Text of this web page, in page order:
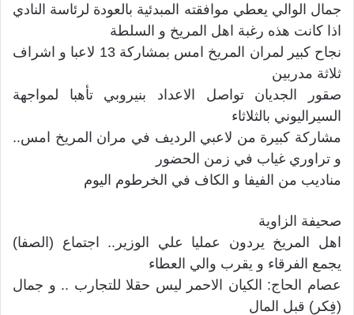
جمال الوالي يعطي موافقته المبدئية بالعودة لرئاسة النادي
اذا كانت هذه رغبة اهل المريخ و السلطة
نجاح كبير لمران المريخ امس بمشاركة 13 لاعبا و اشراف
ثلاثة مدربين
صقور الجديان تواصل الاعداد بنيروبي تأهبا لمواجهة
السيراليوني بالثلاثاء
مشاركة كبيرة من لاعبي الرديف في مران المريخ امس..
و تراوري غياب في زمن الحضور
مناديب من الفيفا و الكاف في الخرطوم اليوم
صحيفة الزاوية
اهل المريخ يردون عمليا علي الوزير.. اجتماع (الصفا)
يجمع الفرقاء و يقرب والي العطاء
عصام الحاج: الكيان الاحمر ليس حقلا للتجارب .. و جمال
(فِكر) قبل المال